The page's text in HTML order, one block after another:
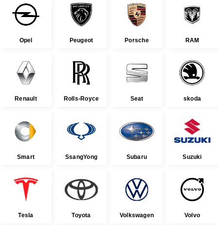
Opel Peugeot Porsche RAM
Renault Rolls-Royce Seat skoda
Smart SsangYong Subaru Suzuki
Tesla Toyota Volkswagen Volvo